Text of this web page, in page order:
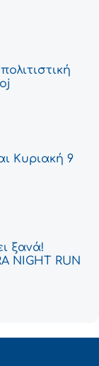
Κυριακή 9
ξανά!
NIGHT RUN